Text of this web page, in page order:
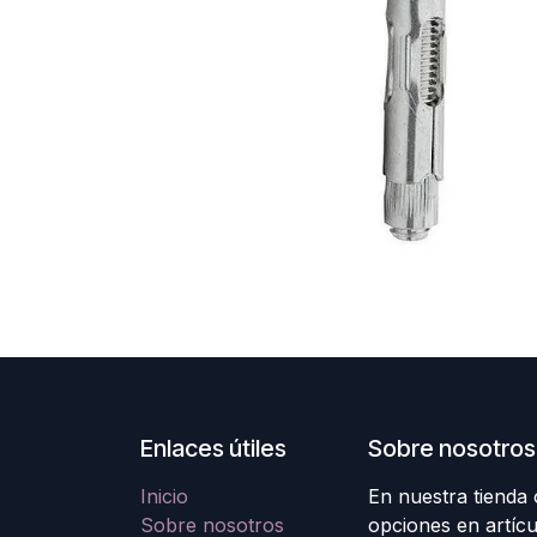
Enlaces útiles
Inicio
Sobre nosotros
Sobre nosotros
En nuestra tienda
opciones en